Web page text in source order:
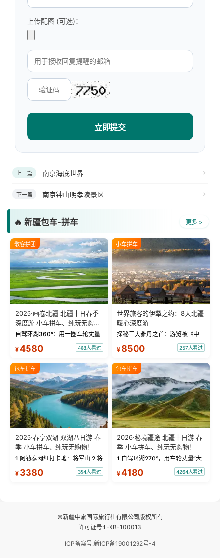
上传配图 (可选)：
立即提交
上一篇 南京海底世界
下一篇 南京钟山明孝陵景区
🔥 新疆包车-拼车 更多 >
散客拼团
2026·画卷北疆 北疆十日春季
深度游 小车拼车、纯玩无购
物！
自驾环湖360°：用一圈车轮丈量
“大西洋最后一滴眼泪”的极致蔚
蓝。 赛湖旅拍：甄选多款风格服
绝美瞬间。 赛湖坦克300跟车视
频：专业摄影师...
¥4580 468人看过
小车拼车
世界旅客的伊犁之约：8天北疆
暖心深度游
探秘三大雅丹之首：游览被《中
国国家地理》评选为“中国最美的
三大雅丹”第一名的克拉玛依魔鬼
瓦人最大村落——禾木村，欣赏
晨雾与小木...
¥ 8500 257人看过
包车拼车
2026·春享双湖 双湖八日游 春
季 小车拼车、纯玩无购物！
1.阿勒泰网红打卡地：将军山 2.将
军山落日缆车，体验雪都风光 3.
将军山，夕阳派对，蹦迪party 4.
¥ 3380 354人看过
包车拼车
2026·秘境疆途 北疆十日游 春
季 小车拼车、纯玩无购物！
1.自驾环湖270°，用车轮丈量“大
西洋最后一滴眼泪”的极致蔚蓝，
让雪山、花海与深邃湖水在转弯
¥4180 4264人看过
©新疆中旅国际旅行社有限公司版权所有
许可证号:L-XB-100013
ICP备案号:新ICP备19001292号-4